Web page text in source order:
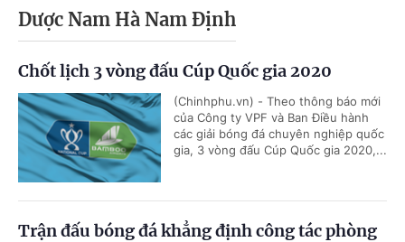
Dược Nam Hà Nam Định
Chốt lịch 3 vòng đấu Cúp Quốc gia 2020
(Chinhphu.vn) - Theo thông báo mới
của Công ty VPF và Ban Điều hành
các giải bóng đá chuyên nghiệp quốc
gia, 3 vòng đấu Cúp Quốc gia 2020,...
Trận đấu bóng đá khẳng định công tác phòng